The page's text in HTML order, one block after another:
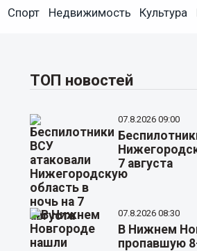
Спорт Недвижимость Культура
ТОП новостей
07.8.2026 09:00
7 августа
07.8.2026 08:30
В Нижнем
пропавшую